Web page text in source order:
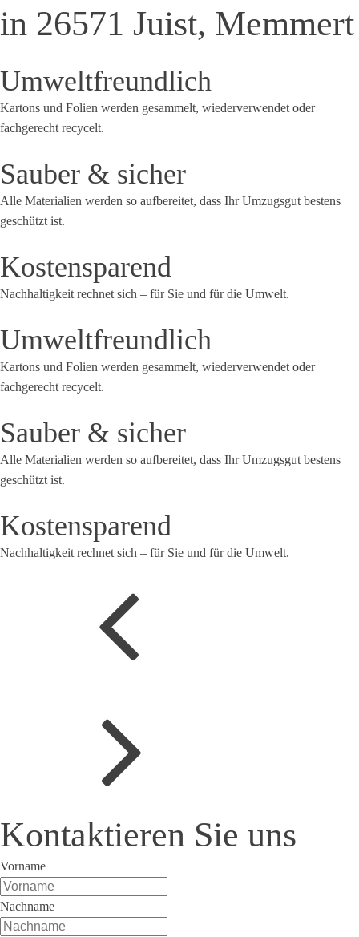
in 26571 Juist, Memmert
Umweltfreundlich
Kartons und Folien werden gesammelt, wiederverwendet oder
fachgerecht recycelt.
Sauber & sicher
Alle Materialien werden so aufbereitet, dass Ihr Umzugsgut bestens
geschützt ist.
Kostensparend
Nachhaltigkeit rechnet sich – für Sie und für die Umwelt.
Umweltfreundlich
Kartons und Folien werden gesammelt, wiederverwendet oder
fachgerecht recycelt.
Sauber & sicher
Alle Materialien werden so aufbereitet, dass Ihr Umzugsgut bestens
geschützt ist.
Kostensparend
Nachhaltigkeit rechnet sich – für Sie und für die Umwelt.
Kontaktieren Sie uns
Vorname
Nachname